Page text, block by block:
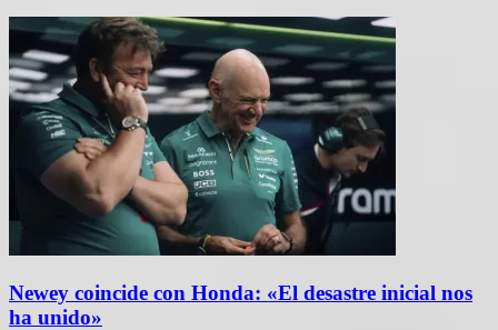
Newey coincide con Honda: «El desastre inicial nos
ha unido»